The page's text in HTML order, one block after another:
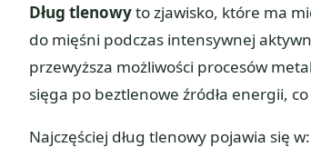
Dług tlenowyto zjawisko, które ma
do mięśni podczas intensywnej
przewyższa możliwości procesów
sięga po beztlenowe źródła energii,
Najczęściej dług tlenowy pojawia się w: